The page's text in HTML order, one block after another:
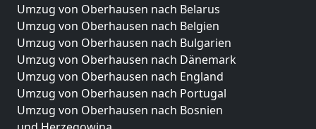
Umzug von Oberhausen nach Belarus
Umzug von Oberhausen nach Belgien
Umzug von Oberhausen nach Bulgarien
Umzug von Oberhausen nach Dänemark
Umzug von Oberhausen nach England
Umzug von Oberhausen nach Portugal
Umzug von Oberhausen nach Bosnien